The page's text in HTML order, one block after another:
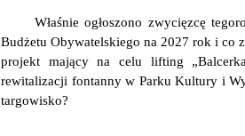
Właśnie ogłoszono zwycięzcę
Budżetu Obywatelskiego na 2027 rok i co
projekt mający na celu lifting
rewitalizacji fontanny w Parku Kultury i
targowisko?